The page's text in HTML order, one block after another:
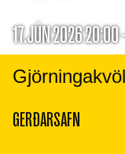
17.JÚN 2026 20:00
GERÐARSAFN